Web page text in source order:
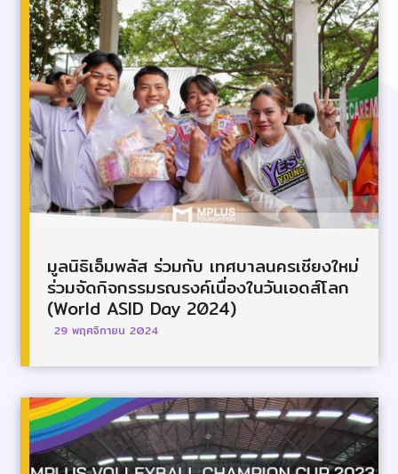
มูลนิธิเอ็มพลัส ร่วมกับ เทศบาลนครเชียงใหม่
ร่วมจัดกิจกรรมรณรงค์เนื่องในวันเอดส์โลก
(World ASID Day 2024)
29 พฤศจิกายน 2024